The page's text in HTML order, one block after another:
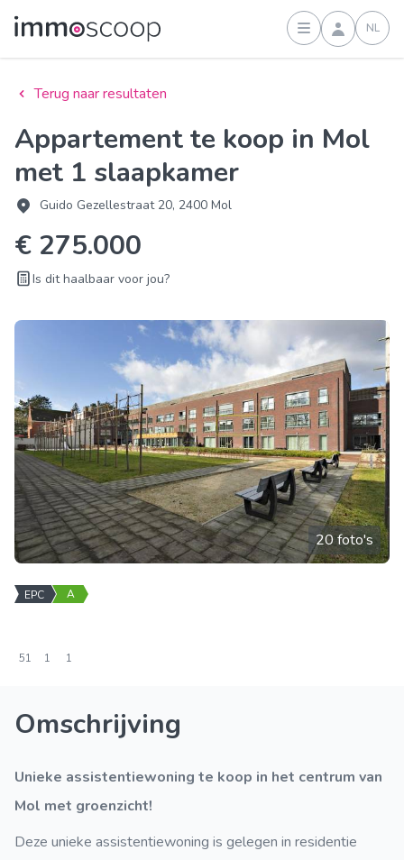
Inloggen
NL
Terug naar resultaten
Appartement te koop in Mol
met 1 slaapkamer
Guido Gezellestraat 20, 2400 Mol
€ 275.000
Is dit haalbaar voor jou?
20 foto's
EPC A
51 1 1
Omschrijving
Unieke assistentiewoning te koop in het centrum van
Mol met groenzicht!
Deze unieke assistentiewoning is gelegen in residentie